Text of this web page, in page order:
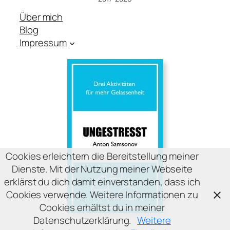
Über mich
Blog
Impressum
Cookies erleichtern die Bereitstellung meiner
Dienste. Mit der Nutzung meiner Webseite
erklärst du dich damit einverstanden, dass ich
Cookies verwende. Weitere Informationen zu
Cookies erhältst du in meiner
Datenschutzerklärung. Weitere